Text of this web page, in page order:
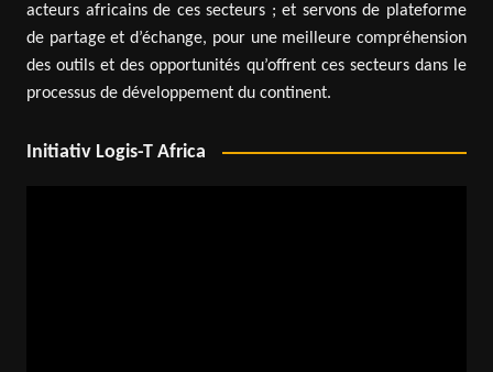
acteurs africains de ces secteurs ; et servons de plateforme
de partage et d’échange, pour une meilleure compréhension
des outils et des opportunités qu’offrent ces secteurs dans le
processus de développement du continent.
Initiativ Logis-T Africa